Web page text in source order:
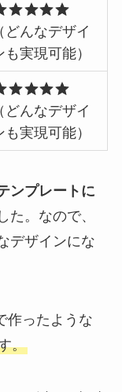
（どんなデザイ
も実現可能）
（どんなデザイ
も実現可能）
ンプレートに
た。なので、
デザインにな
作ったような
。